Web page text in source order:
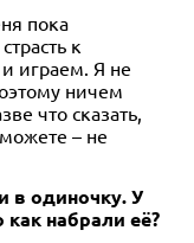
пока
к
играем. Я не
ничем
что сказать,
– не
в одиночку. У
как набрали её?